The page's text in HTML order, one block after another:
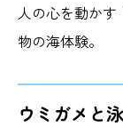
人の心を動か
物の海体験。
ウミガメと